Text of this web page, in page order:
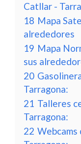
Catllar -
18 Mapa
alrededores
19 Mapa
sus
20
Tarragona:
21 Talleres
Tarragona:
22 Webcams